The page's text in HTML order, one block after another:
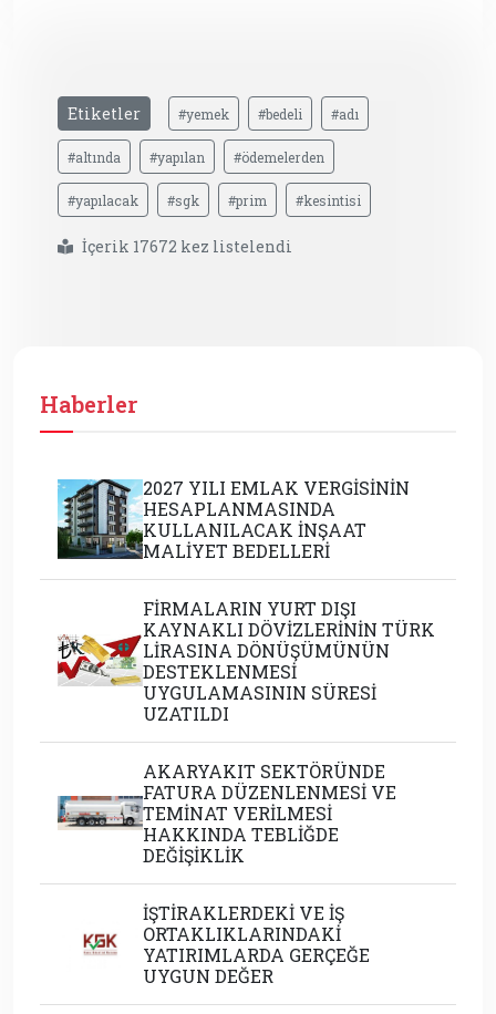
Etiketler #yemek #bedeli #adı
#altında #yapılan #ödemelerden
#yapılacak #sgk #prim #kesintisi
İçerik 17672 kez listelendi
Haberler
2027 YILI EMLAK VERGİSİNİN
HESAPLANMASINDA
KULLANILACAK İNŞAAT
MALİYET BEDELLERİ
FİRMALARIN YURT DIŞI
KAYNAKLI DÖVİZLERİNİN TÜRK
LİRASINA DÖNÜŞÜMÜNÜN
DESTEKLENMESİ
UYGULAMASININ SÜRESİ
UZATILDI
AKARYAKIT SEKTÖRÜNDE
FATURA DÜZENLENMESİ VE
TEMİNAT VERİLMESİ
HAKKINDA TEBLİĞDE
DEĞİŞİKLİK
İŞTİRAKLERDEKİ VE İŞ
ORTAKLIKLARINDAKİ
YATIRIMLARDA GERÇEĞE
UYGUN DEĞER